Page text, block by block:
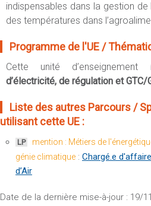
indispensables dans la gestion de
des températures dans
Programme de l'UE /
Cette unité
d’électricité, de régulation et GTC/
Liste des autres Parcours /
utilisant cette UE :
LP
mention : Métiers de
génie climatique : Chargé.e
d’Air
Date de la dernière mise-à-jour : 19/